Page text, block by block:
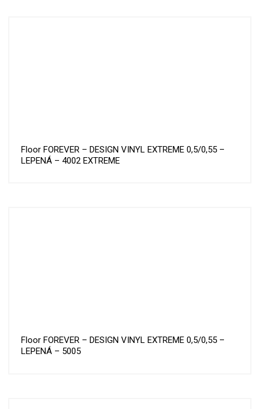
Floor FOREVER – DESIGN VINYL EXTREME 0,5/0,55 –
LEPENÁ – 4002 EXTREME
Floor FOREVER – DESIGN VINYL EXTREME 0,5/0,55 –
LEPENÁ – 5005